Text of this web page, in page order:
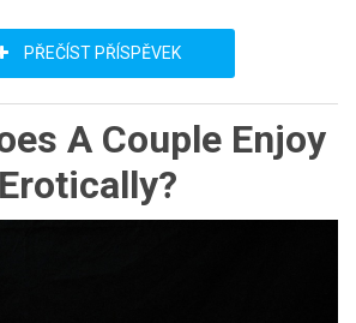
PŘEČÍST PŘÍSPĚVEK
A Couple Enjoy
Erotically?